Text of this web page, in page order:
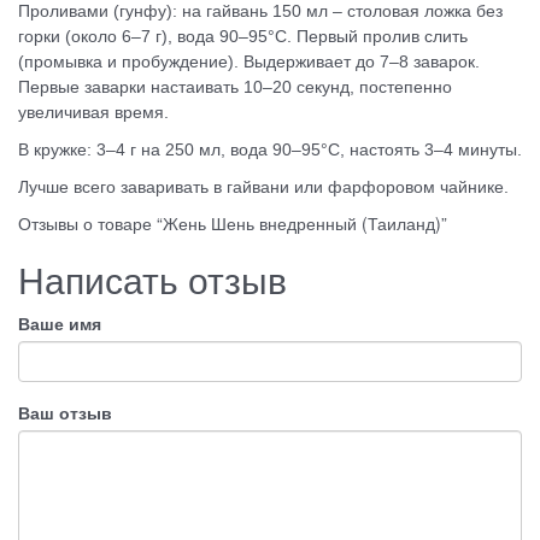
Проливами (гунфу): на гайвань 150 мл – столовая ложка без
горки (около 6–7 г), вода 90–95°C. Первый пролив слить
(промывка и пробуждение). Выдерживает до 7–8 заварок.
Первые заварки настаивать 10–20 секунд, постепенно
увеличивая время.
В кружке: 3–4 г на 250 мл, вода 90–95°C, настоять 3–4 минуты.
Лучше всего заваривать в гайвани или фарфоровом чайнике.
Отзывы о товаре “Жень Шень внедренный (Таиланд)”
Написать отзыв
Ваше имя
Ваш отзыв